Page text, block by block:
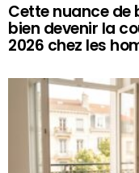
Cette nuance de
bien devenir la
2026 chez les